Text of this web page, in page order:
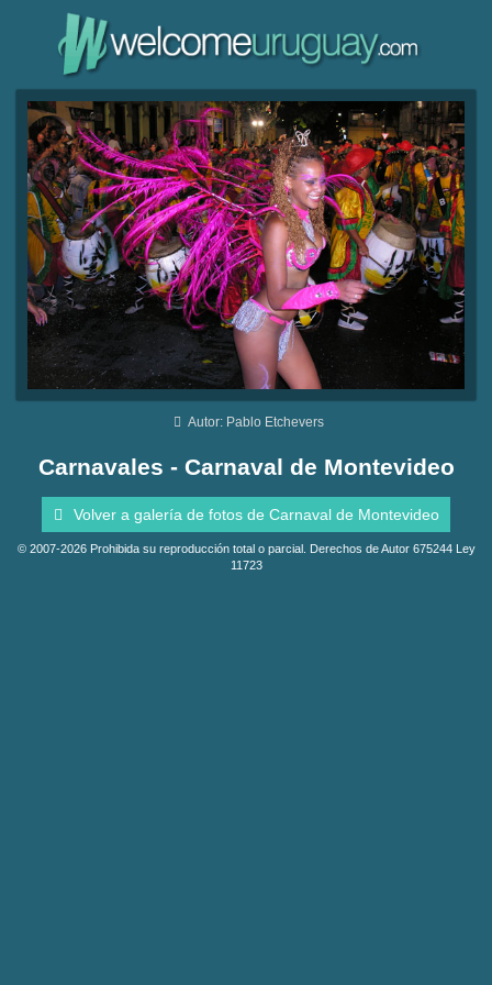
Autor: Pablo Etchevers
Carnavales - Carnaval de Montevideo
Volver a galería de fotos de Carnaval de Montevideo
© 2007-2026 Prohibida su reproducción total o parcial. Derechos de Autor 675244 Ley
11723